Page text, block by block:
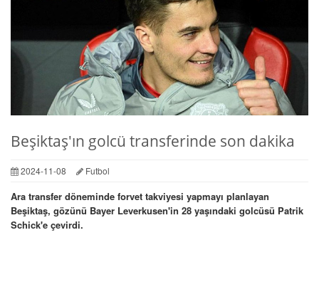
Beşiktaş'ın golcü transferinde son dakika
2024-11-08 Futbol
Ara transfer döneminde forvet takviyesi yapmayı planlayan
Beşiktaş, gözünü Bayer Leverkusen'in 28 yaşındaki golcüsü Patrik
Schick'e çevirdi.